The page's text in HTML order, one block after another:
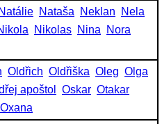
Natálie Nataša Neklan
Nela
Nikolas Nina
Nora
Oldřich Oldřiška Oleg Olga
apoštol Oskar Otakar
Oxana